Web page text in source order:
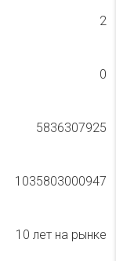
2
0
5836307925
1035803000947
10 лет на рынке